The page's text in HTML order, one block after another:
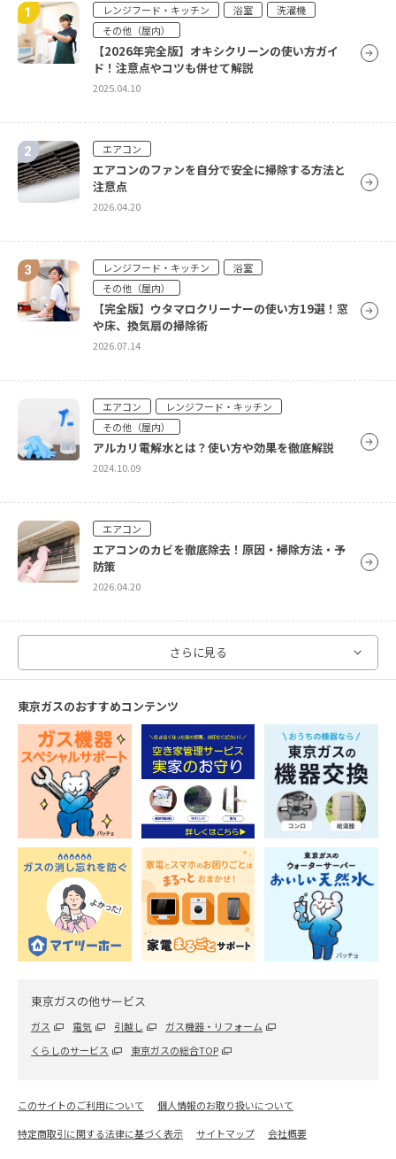
放置するとカビの原因に！窓の結露対策について
徹底解説
2026.01.08
マンション暮らしの方必見！ベランダ掃除の手順
と注意点などをご紹介
2025.12.08
排水管の洗浄方法は？高圧洗浄が詰まりに効果的
な理由や普段のお手入れを解説！
2024.10.09
その他（屋外）
ご紹介
2021.04.13
レンジフード・キッチン 浴室
洗濯機
その他（屋内）
【2026年完全版】オキシクリーンの使い方ガイ
ド！注意点やコツも併せて解説
2025.04.10
エアコン
エアコンのファンを自分で安全に掃除する方法と
注意点
2026.04.20
レンジフード・キッチン
浴室
その他（屋内）
【完全版】ウタマロクリーナーの使い方19選！窓
や床、換気扇の掃除術
2026.07.14
エアコン
レンジフード・キッチン
その他（屋内）
アルカリ電解水とは？使い方や効果を徹底解説
2024.10.09
エアコン
エアコンのカビを徹底除去！原因・掃除方法・予
防策
2026.04.20
オキシクリーンで洗濯槽をピカピカに！オキシ漬け
のやり方をご紹介！
2024.10.09
エアコン
エアコン掃除は意外と簡単！自分でエアコンを掃
除する方法を徹底解説
2026.04.20
レンジフード・キッチン
ステンレスシンクのサビはどう落とす？落とし方
と予防策を紹介
2026.06.26
レンジフード・キッチン
セスキ炭酸ソーダと重曹は何が違う？目的や使い
2023.10.12
エアコンの室外機はどうやって掃除したらいい？掃
さらに見る
東京ガスのおすすめコンテンツ
東京ガスの他サービス
ガス 電気 引越し
ガス機器・リフォーム
くらしのサービス
東京ガスの総合TOP
このサイトのご利用について
個人情報のお取り扱いについて
特定商取引に関する法律に基づく表示
サイトマップ 会社概要